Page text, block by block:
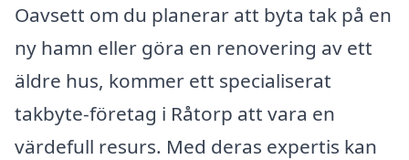
Oavsett om du planerar att byta tak på en
ny hamn eller göra en renovering av ett
äldre hus, kommer ett specialiserat
takbyte-företag i Råtorp att vara en
värdefull resurs. Med deras expertis kan